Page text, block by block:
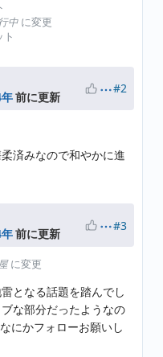
中 に変更
前に更新
#2
済みなので和やかに進
前に更新
#3
に変更
となる話題を踏んでし
な部分だったようなの
にかフォローお願いし